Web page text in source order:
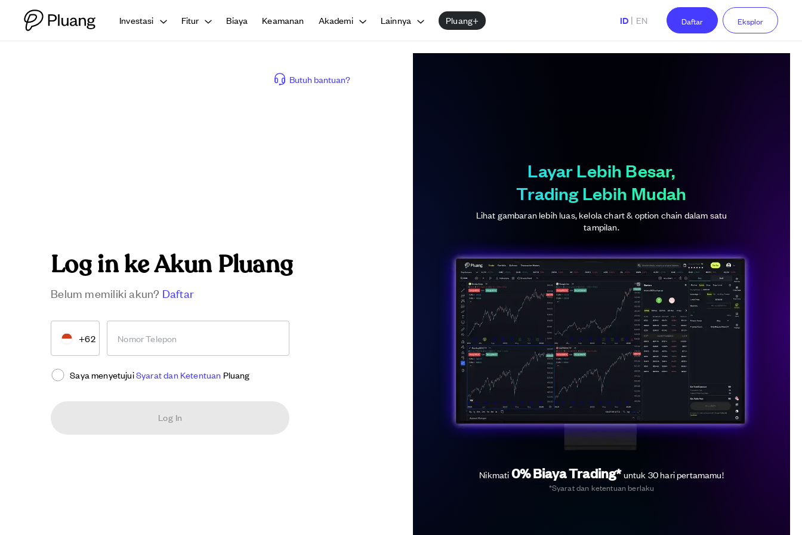
Investasi Fitur Biaya Keamanan Akademi Lainnya Pluang+ ID | EN Daftar Eksplor
Layar Lebih Besar,
Trading Lebih Mudah
Lihat gambaran lebih luas, kelola chart & option chain dalam satu
tampilan.
Nikmati0% Biaya Trading*untuk 30 hari pertamamu!
*Syarat dan ketentuan berlaku
Butuh bantuan?
Log in ke Akun Pluang
Belum memiliki akun? Daftar
+62 Nomor Telepon
Saya menyetujuiSyarat dan Ketentuan Pluang
Log In